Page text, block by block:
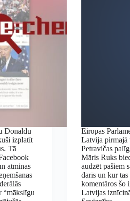
Donaldu
izplatīt
Tā
atminas
“mākslīgu
Eiropas
Latvija pirmajā
Petravičas
Māris Ruks
audzēt pašiem
darīs un kur
komentāros šo
Latvijas